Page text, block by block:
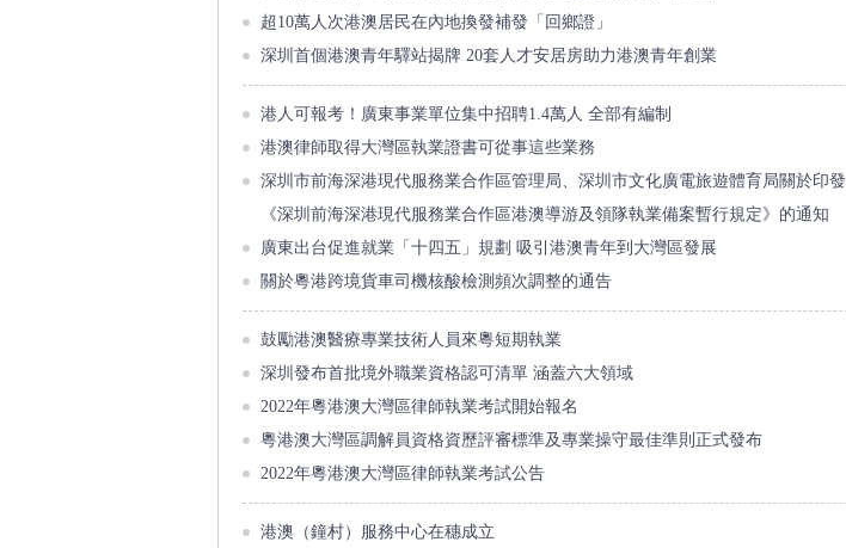
超10萬人次港澳居民在內地換發補發「回鄉證」
深圳首個港澳青年驛站揭牌 20套人才安居房助力港澳青年創業
港人可報考！廣東事業單位集中招聘1.4萬人 全部有編制
港澳律師取得大灣區執業證書可從事這些業務
深圳市前海深港現代服務業合作區管理局、深圳市文化廣電旅遊體育局關於印發
《深圳前海深港現代服務業合作區港澳導游及領隊執業備案暫行規定》的通知
廣東出台促進就業「十四五」規劃 吸引港澳青年到大灣區發展
關於粵港跨境貨車司機核酸檢測頻次調整的通告
鼓勵港澳醫療專業技術人員來粵短期執業
深圳發布首批境外職業資格認可清單 涵蓋六大領域
2022年粵港澳大灣區律師執業考試開始報名
粵港澳大灣區調解員資格資歷評審標準及專業操守最佳準則正式發布
2022年粵港澳大灣區律師執業考試公告
港澳（鐘村）服務中心在穗成立